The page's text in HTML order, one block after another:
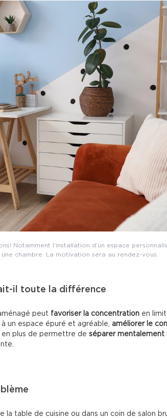
Notamment l’installation d’un espace
chambre. La motivation sera au rendez-vous.
il toute la différence
peut favoriser la concentration en
à un espace épuré et agréable, améliorer le
plus de permettre de séparer mentalement
la table de cuisine ou dans un coin de salon